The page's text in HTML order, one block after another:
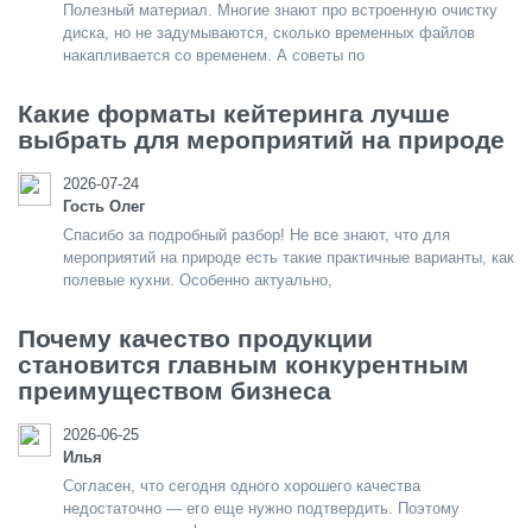
Полезный материал. Многие знают про встроенную очистку
диска, но не задумываются, сколько временных файлов
накапливается со временем. А советы по
Какие форматы кейтеринга лучше
выбрать для мероприятий на природе
2026-07-24
Гость Олег
Спасибо за подробный разбор! Не все знают, что для
мероприятий на природе есть такие практичные варианты, как
полевые кухни. Особенно актуально,
Почему качество продукции
становится главным конкурентным
преимуществом бизнеса
2026-06-25
Илья
Согласен, что сегодня одного хорошего качества
недостаточно — его еще нужно подтвердить. Поэтому